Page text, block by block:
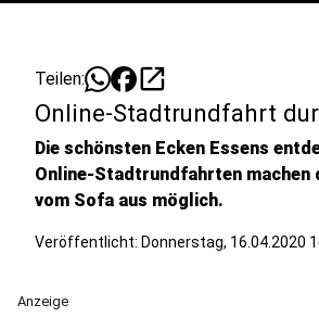
Teilen: open_in_new
Online-Stadtrundfahrt
Die schönsten Ecken Essens
Online-Stadtrundfahrten machen
vom Sofa aus möglich.
Veröffentlicht: Donnerstag, 16.04.2020
Anzeige